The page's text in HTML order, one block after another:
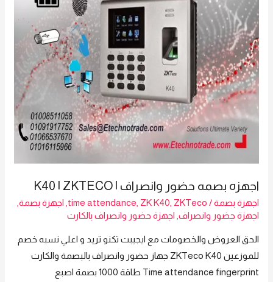
اجهزه بصمه حضور وانصراف | K40 | ZKTECO
اجهزة بصمة/
time attendance ZK K40 ZKTeco اجهزة بصمة
اجهزة جضور وانصراف اجهزة حضور وانصراف بالكارت
الحق العروض والخصومات مع ايجيبت تكنو تريد و اعلي نسبه خصم
للموزعين ZKTeco K40 جهاز حضور وانصراف بالبصمة والكارت
Time attendance fingerprint طاقة 1000 بصمة اصبع